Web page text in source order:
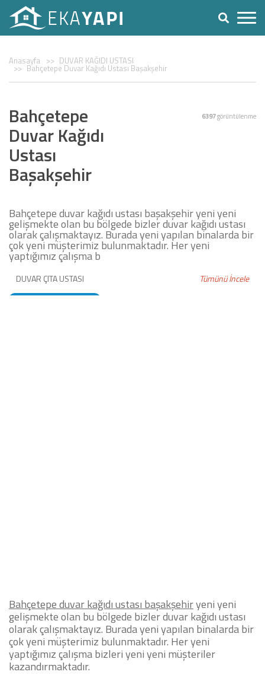
Anasayfa DUVAR KAĞIDI USTASI
Bahçetepe Duvar Kağıdı Ustası Başakşehir
Bahçetepe
Duvar Kağıdı
Ustası
Başakşehir
6397görüntülenme
Bahçetepe duvar kağıdı ustası başakşehir yeni yeni
gelişmekte olan bu bölgede bizler duvar kağıdı ustası
olarak çalışmaktayız. Burada yeni yapılan binalarda bir
çok yeni müşterimiz bulunmaktadır. Her yeni
yaptığımız çalışma b
DUVAR ÇITA USTASI Tümünü İncele
Bahçetepe duvar kağıdı ustası başakşehiryeni yeni
gelişmekte olan bu bölgede bizler duvar kağıdı ustası
olarak çalışmaktayız. Burada yeni yapılan binalarda bir
çok yeni müşterimiz bulunmaktadır. Her yeni
yaptığımız çalışma bizleri yeni yeni müşteriler
kazandırmaktadır.